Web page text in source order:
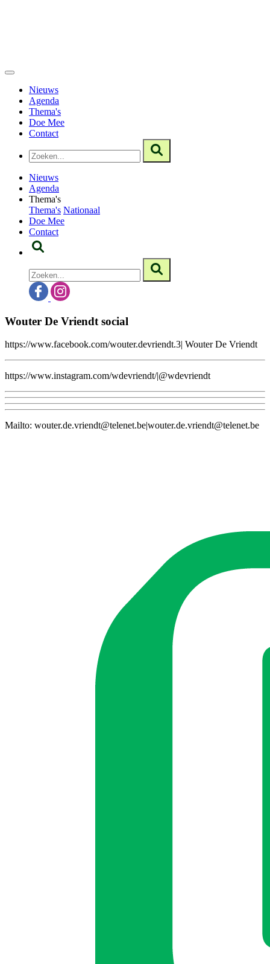
Nieuws
Agenda
Thema's
Doe Mee
Contact
Nieuws
Agenda
Thema's
Thema's Nationaal
Doe Mee
Contact
Wouter De Vriendt social
https://www.facebook.com/wouter.devriendt.3| Wouter De Vriendt
https://www.instagram.com/wdevriendt/|@wdevriendt
Mailto: wouter.de.vriendt@telenet.be|wouter.de.vriendt@telenet.be